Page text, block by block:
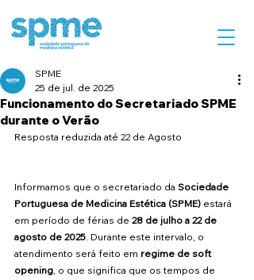
Funcionamento do Secretariado SPME
durante o Verão
SPME
25 de jul. de 2025
Resposta reduzida até 22 de Agosto
Informamos que o secretariado da Sociedade
Portuguesa de Medicina Estética (SPME) estará
em período de férias de 28 de julho a 22 de
agosto de 2025. Durante este intervalo, o
atendimento será feito em regime de soft
opening, o que significa que os tempos de